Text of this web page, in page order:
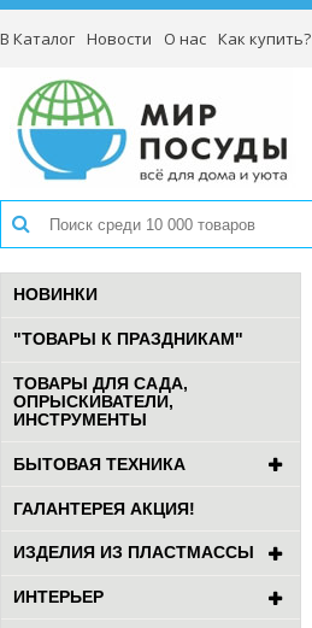
В Каталог Новости О нас Как купить?
НОВИНКИ
"ТОВАРЫ К ПРАЗДНИКАМ"
ТОВАРЫ ДЛЯ САДА,
ОПРЫСКИВАТЕЛИ,
ИНСТРУМЕНТЫ
БЫТОВАЯ ТЕХНИКА
ГАЛАНТЕРЕЯ АКЦИЯ!
ИЗДЕЛИЯ ИЗ ПЛАСТМАССЫ
ИНТЕРЬЕР